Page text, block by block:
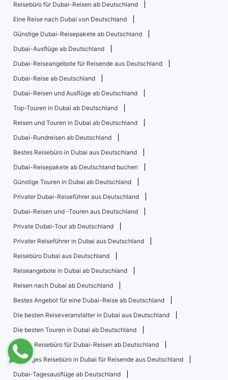
Reisebüro für Dubai-Reisen ab Deutschland
Eine Reise nach Dubai von Deutschland
Günstige Dubai-Reisepakete ab Deutschland
Dubai-Ausflüge ab Deutschland
Dubai-Reiseangebote für Reisende aus Deutschland
Dubai-Reise ab Deutschland
Dubai-Reisen und Ausflüge ab Deutschland
Top-Touren in Dubai ab Deutschland
Reisen und Touren in Dubai ab Deutschland
Dubai-Rundreisen ab Deutschland
Bestes Reisebüro in Dubai aus Deutschland
Dubai-Reisepakete ab Deutschland buchen
Günstige Touren in Dubai ab Deutschland
Privater Dubai-Reiseführer aus Deutschland
Dubai-Reisen und -Touren aus Deutschland
Private Dubai-Tour ab Deutschland
Privater Reiseführer in Dubai aus Deutschland
Reisebüro Dubai aus Deutschland
Reiseangebote in Dubai ab Deutschland
Reisen nach Dubai ab Deutschland
Bestes Angebot für eine Dubai-Reise ab Deutschland
Die besten Reiseveranstalter in Dubai aus Deutschland
Die besten Touren in Dubai ab Deutschland
Bestes Reisebüro für Dubai-Reisen ab Deutschland
Günstiges Reisebüro in Dubai für Reisende aus Deutschland
Dubai-Tagesausflüge ab Deutschland